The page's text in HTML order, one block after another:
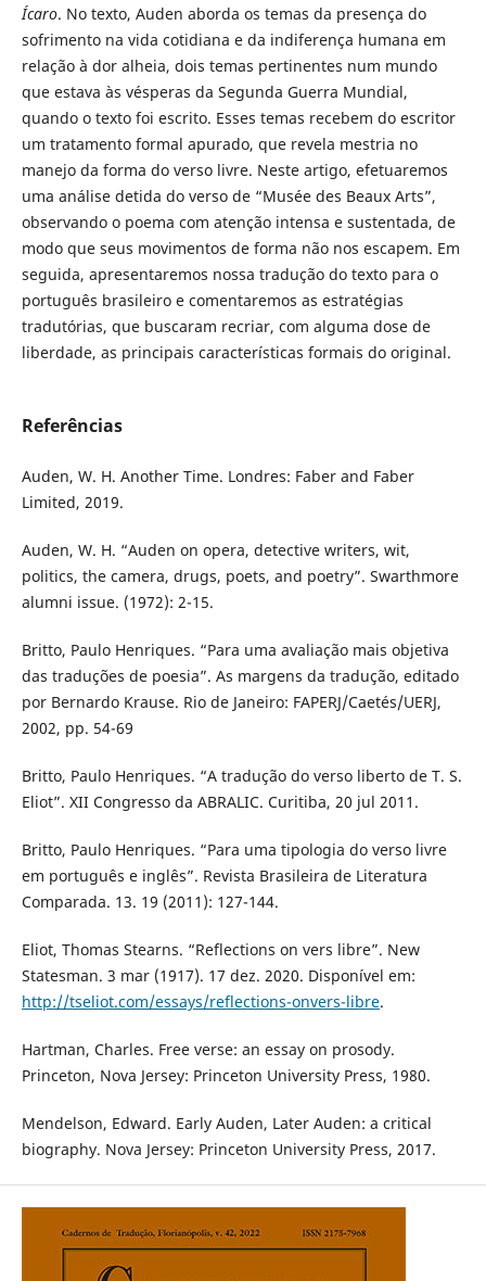
Ícaro. No texto, Auden aborda os temas da presença do
sofrimento na vida cotidiana e da indiferença humana em
relação à dor alheia, dois temas pertinentes num mundo
que estava às vésperas da Segunda Guerra Mundial,
quando o texto foi escrito. Esses temas recebem do escritor
um tratamento formal apurado, que revela mestria no
manejo da forma do verso livre. Neste artigo, efetuaremos
uma análise detida do verso de “Musée des Beaux Arts”,
observando o poema com atenção intensa e sustentada, de
modo que seus movimentos de forma não nos escapem. Em
seguida, apresentaremos nossa tradução do texto para o
português brasileiro e comentaremos as estratégias
tradutórias, que buscaram recriar, com alguma dose de
liberdade, as principais características formais do original.
Referências
Auden, W. H. Another Time. Londres: Faber and Faber
Limited, 2019.
Auden, W. H. “Auden on opera, detective writers, wit,
politics, the camera, drugs, poets, and poetry”. Swarthmore
alumni issue. (1972): 2-15.
Britto, Paulo Henriques. “Para uma avaliação mais objetiva
das traduções de poesia”. As margens da tradução, editado
por Bernardo Krause. Rio de Janeiro: FAPERJ/Caetés/UERJ,
2002, pp. 54-69
Britto, Paulo Henriques. “A tradução do verso liberto de T. S.
Eliot”. XII Congresso da ABRALIC. Curitiba, 20 jul 2011.
Britto, Paulo Henriques. “Para uma tipologia do verso livre
em português e inglês”. Revista Brasileira de Literatura
Comparada. 13. 19 (2011): 127-144.
Eliot, Thomas Stearns. “Reflections on vers libre”. New
Statesman. 3 mar (1917). 17 dez. 2020. Disponível em:
http://tseliot.com/essays/reflections-onvers-libre.
Hartman, Charles. Free verse: an essay on prosody.
Princeton, Nova Jersey: Princeton University Press, 1980.
Mendelson, Edward. Early Auden, Later Auden: a critical
biography. Nova Jersey: Princeton University Press, 2017.